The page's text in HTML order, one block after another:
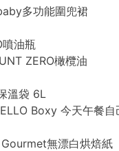
多功能圍兜裙
噴油瓶
ZERO橄欖油
溫袋 6L
Boxy 今天午餐自
無漂白烘焙紙